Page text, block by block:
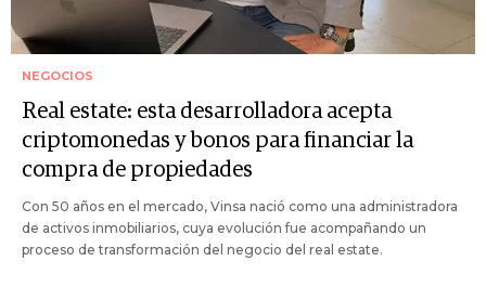
NEGOCIOS
Real estate: esta desarrolladora acepta
criptomonedas y bonos para financiar la
compra de propiedades
Con 50 años en el mercado, Vinsa nació como una administradora
de activos inmobiliarios, cuya evolución fue acompañando un
proceso de transformación del negocio del real estate.